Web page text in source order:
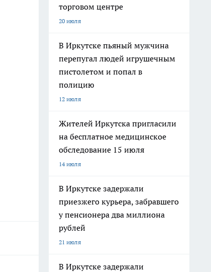
торговом центре
20 июля
В Иркутске пьяный мужчина
перепугал людей игрушечным
пистолетом и попал в
полицию
12 июля
Жителей Иркутска пригласили
на бесплатное медицинское
обследование 15 июля
14 июля
В Иркутске задержали
приезжего курьера, забравшего
у пенсионера два миллиона
рублей
21 июля
В Иркутске задержали